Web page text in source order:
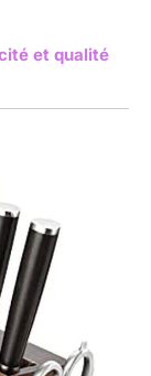
et qualité